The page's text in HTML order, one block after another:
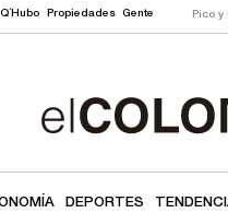
Q´Hubo Propiedades Gente Pico y
DEPORTES